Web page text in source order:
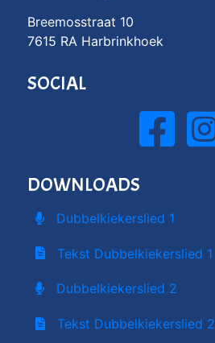
Breemosstraat 10
7615 RA Harbrinkhoek
SOCIAL
DOWNLOADS
Dubbelkiekerslied 1
Tekst Dubbelkiekerslied 1
Dubbelkiekerslied 2
Tekst Dubbelkiekerslied 2